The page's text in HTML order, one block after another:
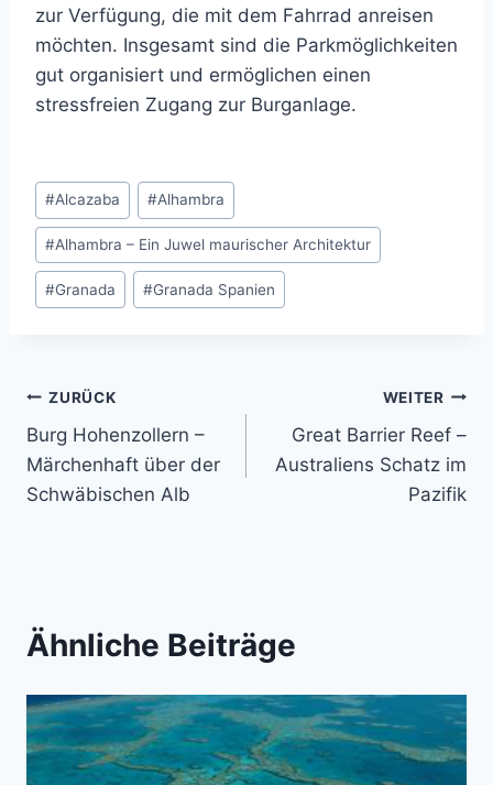
zur Verfügung, die mit dem Fahrrad anreisen
möchten. Insgesamt sind die Parkmöglichkeiten
gut organisiert und ermöglichen einen
stressfreien Zugang zur Burganlage.
Schlagworte:
#Alcazaba #Alhambra
#Alhambra – Ein Juwel maurischer Architektur
#Granada #Granada Spanien
Beitragsnavigation
ZURÜCK
Burg Hohenzollern –
Märchenhaft über der
Schwäbischen Alb
WEITER
Great Barrier Reef –
Australiens Schatz im
Pazifik
Ähnliche Beiträge